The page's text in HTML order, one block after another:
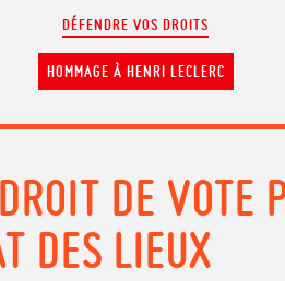
DÉFENDRE VOS DROITS
HOMMAGE À HENRI LECLERC
DE VOTE
DES LIEUX